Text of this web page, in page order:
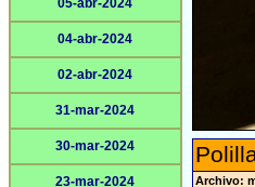
05-abr-2024
04-abr-2024
02-abr-2024
31-mar-2024
30-mar-2024
23-mar-2024 Archivo: